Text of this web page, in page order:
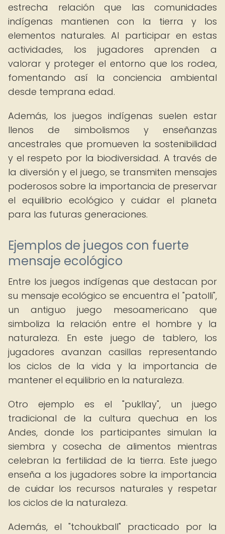
estrecha relación que las comunidades
indígenas mantienen con la tierra y los
elementos naturales. Al participar en estas
actividades, los jugadores aprenden a
valorar y proteger el entorno que los rodea,
fomentando así la conciencia ambiental
desde temprana edad.
Además, los juegos indígenas suelen estar
llenos de simbolismos y enseñanzas
ancestrales que promueven la sostenibilidad
y el respeto por la biodiversidad. A través de
la diversión y el juego, se transmiten mensajes
poderosos sobre la importancia de preservar
el equilibrio ecológico y cuidar el planeta
para las futuras generaciones.
Ejemplos de juegos con fuerte
mensaje ecológico
Entre los juegos indígenas que destacan por
su mensaje ecológico se encuentra el "patolli",
un antiguo juego mesoamericano que
simboliza la relación entre el hombre y la
naturaleza. En este juego de tablero, los
jugadores avanzan casillas representando
los ciclos de la vida y la importancia de
mantener el equilibrio en la naturaleza.
Otro ejemplo es el "pukllay", un juego
tradicional de la cultura quechua en los
Andes, donde los participantes simulan la
siembra y cosecha de alimentos mientras
celebran la fertilidad de la tierra. Este juego
enseña a los jugadores sobre la importancia
de cuidar los recursos naturales y respetar
los ciclos de la naturaleza.
Además, el "tchoukball" practicado por la